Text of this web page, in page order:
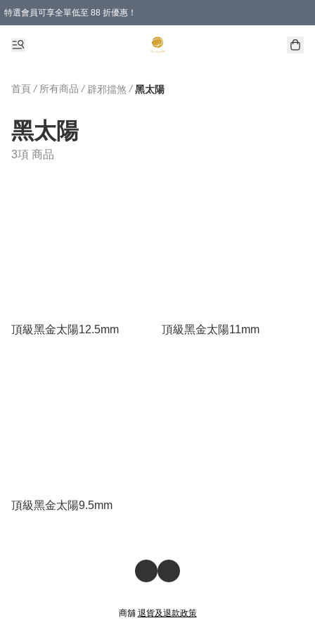
特選會員可享全單低至 88 折優惠！
購物滿 HKD 1000.00即享免運費優惠！（適用於 特定的送貨方式 )
首頁 / 所有商品 / 辟邪擋煞 / 黑太陽
黑太陽
3項 商品
頂級黑金太陽12.5mm 頂級黑金太陽11mm
頂級黑金太陽9.5mm
商舖 退貨及退款政策